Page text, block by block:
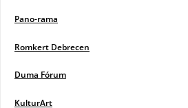
Pano-rama
Romkert Debrecen
Duma Fórum
KulturArt